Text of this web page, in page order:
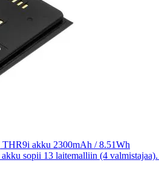
akku 2300mAh / 8.51Wh
akku sopii 13 laitemalliin (4